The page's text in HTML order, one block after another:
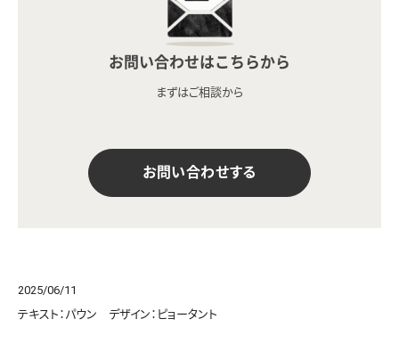
お問い合わせはこちらから
まずはご相談から
お問い合わせする
2025/06/11
テキスト：パウン デザイン：ピョータント